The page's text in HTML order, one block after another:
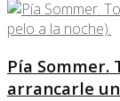
Pía Sommer.
arrancarle